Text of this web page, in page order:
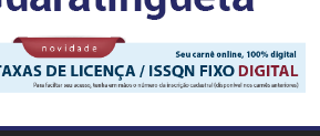
ação de vacinação contra a Febre
Rocinha